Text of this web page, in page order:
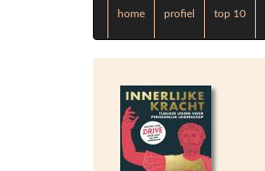
home profiel top 10